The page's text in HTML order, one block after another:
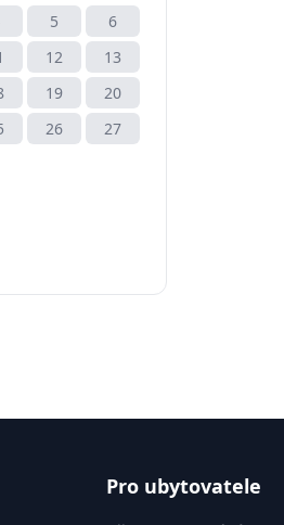
5
6
12
13
19
20
26
27
Pro ubytovatele